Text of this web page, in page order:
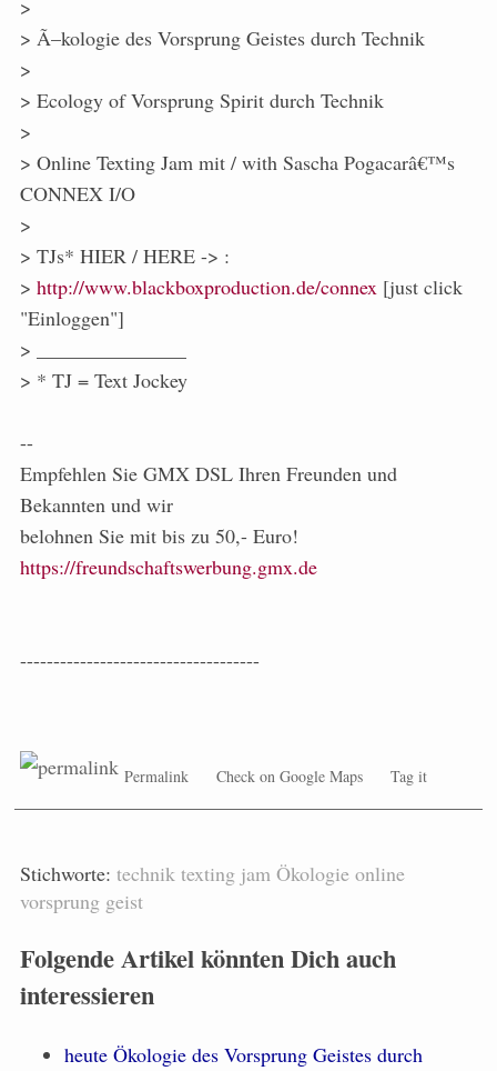
>
> Ã–kologie des Vorsprung Geistes durch Technik
>
> Ecology of Vorsprung Spirit durch Technik
>
> Online Texting Jam mit / with Sascha Pogacarâ€™s
CONNEX I/O
>
> TJs* HIER / HERE -> :
> http://www.blackboxproduction.de/connex [just click
"Einloggen"]
> _______________
> * TJ = Text Jockey
--
Empfehlen Sie GMX DSL Ihren Freunden und
Bekannten und wir
belohnen Sie mit bis zu 50,- Euro!
https://freundschaftswerbung.gmx.de
------------------------------------
Permalink Check on Google Maps Tag it
Stichworte: technik texting jam Ökologie online
vorsprung geist
Folgende Artikel könnten Dich auch
interessieren
heute Ökologie des Vorsprung Geistes durch